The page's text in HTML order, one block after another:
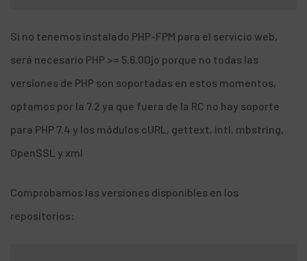
Si no tenemos instalado PHP-FPM para el servicio web,
será necesario PHP >= 5.6.0Ojo porque no todas las
versiones de PHP son soportadas en estos momentos,
optamos por la 7.2 ya que fuera de la RC no hay soporte
para PHP 7.4 y los módulos cURL, gettext, intl, mbstring,
OpenSSL y xml
Comprobamos las versiones disponibles en los
repositorios: